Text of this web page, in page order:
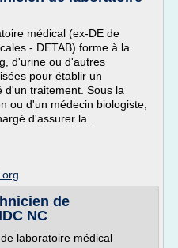
médical (ex-DE de
- DETAB) forme à la
d'urine ou d'autres
pour établir un
d'un traitement. Sous la
ou d'un médecin biologiste,
d'assurer la...
de
NC
laboratoire médical